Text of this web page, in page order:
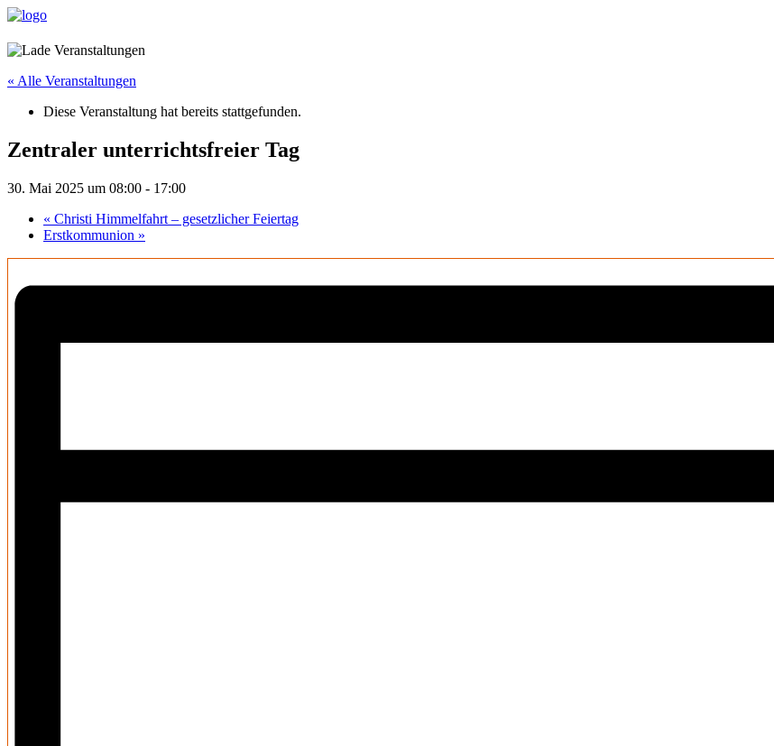
« Alle Veranstaltungen
Diese Veranstaltung hat bereits stattgefunden.
Zentraler unterrichtsfreier Tag
30. Mai 2025 um 08:00 - 17:00
« Christi Himmelfahrt – gesetzlicher Feiertag
Erstkommunion »